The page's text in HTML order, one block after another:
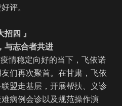
评。
招四 』
与志合者共进
情稳定向好的当下，飞依诺
们再次聚首。在甘肃，飞依
盟走基层，开展帮扶、义诊
病例会诊以及规范操作演